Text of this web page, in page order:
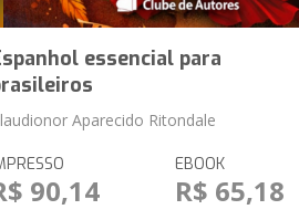
essencial para
Aparecido Ritondale
90,14
EBOOK
R$ 65,18